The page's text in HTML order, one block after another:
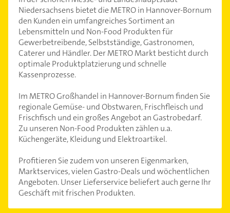
Niedersachsens bietet die METRO in Hannover-Bornum
den Kunden ein umfangreiches Sortiment an
Lebensmitteln und Non-Food Produkten für
Gewerbetreibende, Selbstständige, Gastronomen,
Caterer und Händler. Der METRO Markt besticht durch
optimale Produktplatzierung und schnelle
Kassenprozesse.
Im METRO Großhandel in Hannover-Bornum finden Sie
regionale Gemüse- und Obstwaren, Frischfleisch und
Frischfisch und ein großes Angebot an Gastrobedarf.
Zu unseren Non-Food Produkten zählen u.a.
Küchengeräte, Kleidung und Elektroartikel.
Profitieren Sie zudem von unseren Eigenmarken,
Marktservices, vielen Gastro-Deals und wöchentlichen
Angeboten. Unser Lieferservice beliefert auch gerne Ihr
Geschäft mit frischen Produkten.